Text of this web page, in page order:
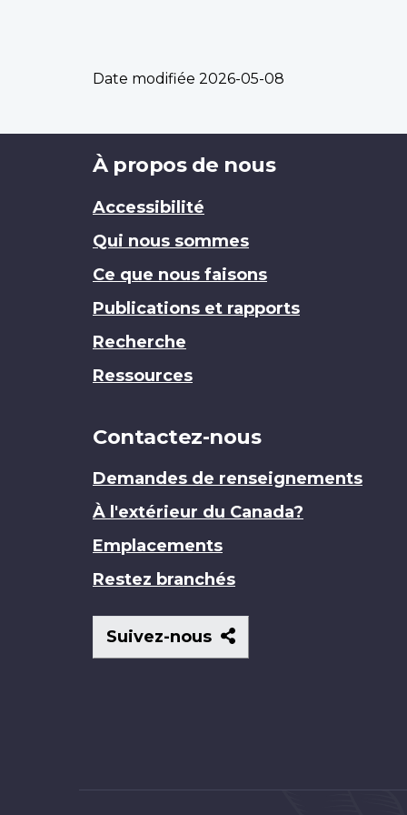
Date modifiée 2026-05-08
Brand
À propos de nous
Accessibilité
Qui nous sommes
Ce que nous faisons
Publications et rapports
Recherche
Ressources
Contactez-nous
Demandes de renseignements
À l'extérieur du Canada?
Emplacements
Restez branchés
Suivez-nous
Suivez-
nous